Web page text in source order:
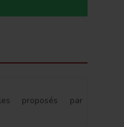
proposés par